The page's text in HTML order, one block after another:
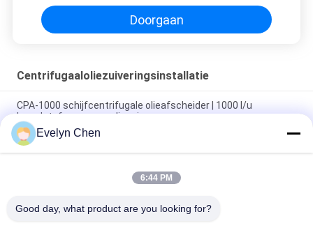
staalmateriaal van de
Zuiveringsinstallatieseparator
Doorgaan
Centrifugaaloliezuiveringsinstallatie
CPA-1000 schijfcentrifugale olieafscheider | 1000 l/u
brandstof- en smeeroliezuiveraar
Verwijder water, slib en vaste verontreinigende stoffen uit
brandstof olie bij een temperatuur van maximaal 6000 L/h
Van de Filtratiesystemen van de gepaste kleur de
Evelyn Chen
6:44 PM
Good day, what product are you looking for?